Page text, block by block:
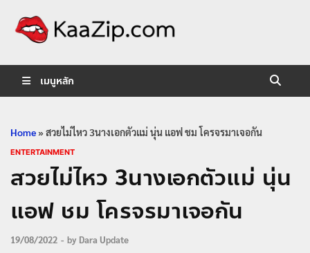
เมนูหลัก
Home»สวยไม่ไหว 3นางเอกตัวแม่ นุ่น แอฟ ชม โครจรมาเจอกัน
ENTERTAINMENT
สวยไม่ไหว 3นางเอกตัวแม่ นุ่น
แอฟ ชม โครจรมาเจอกัน
19/08/2022 - by Dara Update